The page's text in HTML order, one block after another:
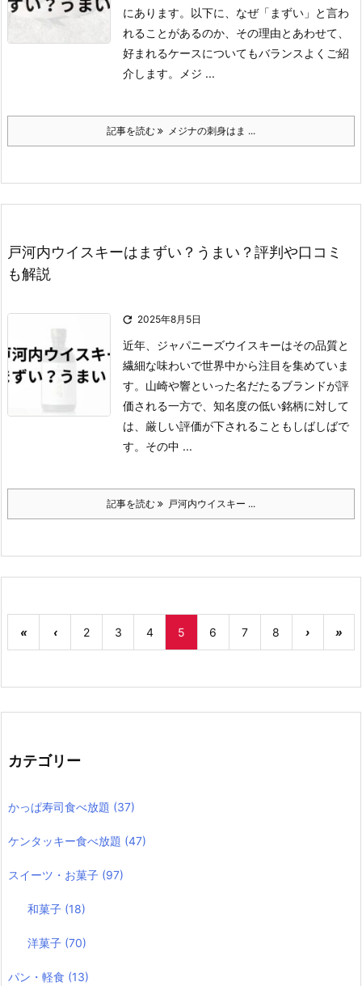
にあります。 以下に、なぜ「まずい」と言わ
れることがあるのか、その理由とあわせて、
好まれるケースについてもバランスよくご紹
介します。
メジ ...
記事を読む メジナの刺身はま ...
戸河内ウイスキーはまずい？うまい？評判や口コミ
も解説
 2025年8月5日
近年、ジャパニーズウイスキーはその品質と
繊細な味わいで世界中から注目を集めていま
す。 山崎や響といった名だたるブランドが評
価される一方で、知名度の低い銘柄に対して
は、厳しい評価が下されることもしばしばで
す。 その中 ...
記事を読む 戸河内ウイスキー ...
« ‹ 2 3 4 5 6 7 8 › »
カテゴリー
かっぱ寿司食べ放題 (37)
ケンタッキー食べ放題 (47)
スイーツ・お菓子 (97)
和菓子 (18)
洋菓子 (70)
パン・軽食 (13)